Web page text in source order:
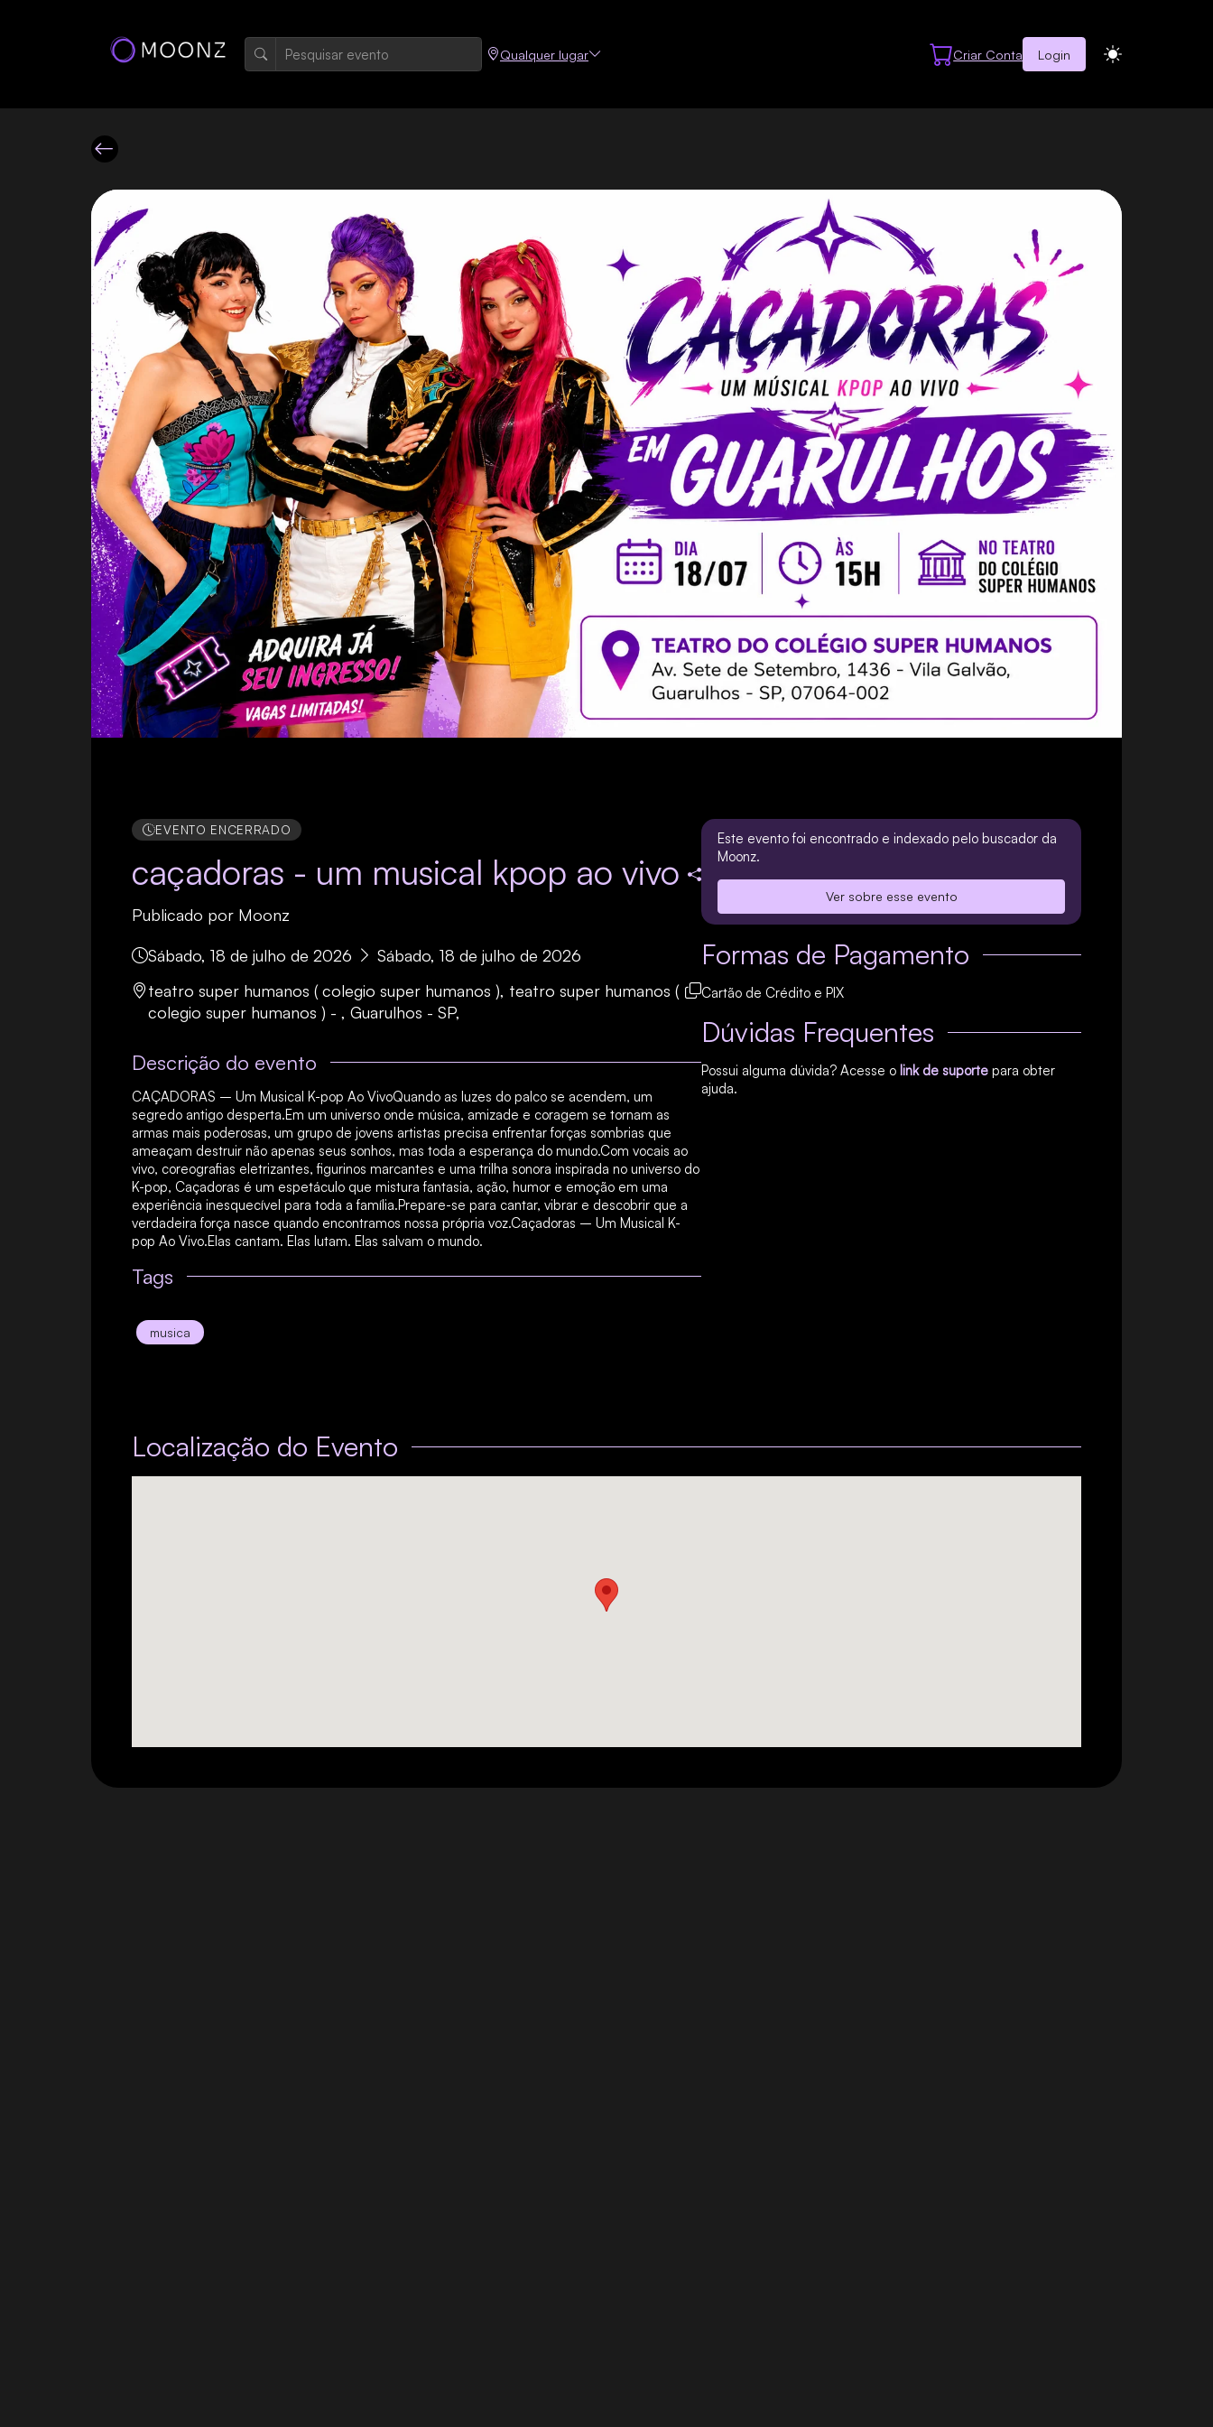
Qualquer lugar Criar Conta Login
EVENTO ENCERRADO
caçadoras - um musical kpop ao vivo
Publicado por Moonz
Sábado, 18 de julho de 2026
Sábado, 18 de julho de 2026
teatro super humanos ( colegio super humanos ), teatro super humanos (
colegio super humanos ) - , Guarulhos - SP,
Descrição do evento
CAÇADORAS – Um Musical K-pop Ao VivoQuando as luzes do palco se acendem, um
segredo antigo desperta.Em um universo onde música, amizade e coragem se tornam as
armas mais poderosas, um grupo de jovens artistas precisa enfrentar forças sombrias que
ameaçam destruir não apenas seus sonhos, mas toda a esperança do mundo.Com vocais ao
vivo, coreografias eletrizantes, figurinos marcantes e uma trilha sonora inspirada no universo do
K-pop, Caçadoras é um espetáculo que mistura fantasia, ação, humor e emoção em uma
experiência inesquecível para toda a família.Prepare-se para cantar, vibrar e descobrir que a
verdadeira força nasce quando encontramos nossa própria voz.Caçadoras – Um Musical K-
pop Ao Vivo.Elas cantam. Elas lutam. Elas salvam o mundo.
Tags
musica
Este evento foi encontrado e indexado pelo buscador da
Moonz.
Ver sobre esse evento
Formas de Pagamento
Cartão de Crédito e PIX
Dúvidas Frequentes
Possui alguma dúvida? Acesse o link de suporte para obter
ajuda.
Localização do Evento